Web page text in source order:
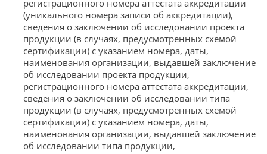
регистрационного номера аттестата аккредитации
(уникального номера записи об аккредитации),
сведения о заключении об исследовании проекта
продукции (в случаях, предусмотренных схемой
сертификации) с указанием номера, даты,
наименования организации, выдавшей заключение
об исследовании проекта продукции,
регистрационного номера аттестата аккредитации,
сведения о заключении об исследовании типа
продукции (в случаях, предусмотренных схемой
сертификации) с указанием номера, даты,
наименования организации, выдавшей заключение
об исследовании типа продукции,